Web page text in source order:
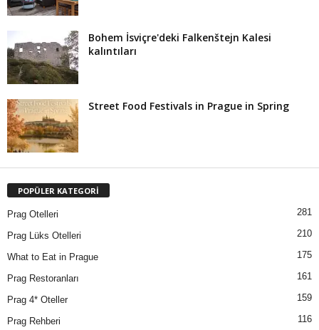
Bohem İsviçre'deki Falkenštejn Kalesi
kalıntıları
Street Food Festivals in Prague in Spring
POPÜLER KATEGORİ
Prag Otelleri 281
Prag Lüks Otelleri 210
What to Eat in Prague 175
Prag Restoranları 161
Prag 4* Oteller 159
Prag Rehberi 116